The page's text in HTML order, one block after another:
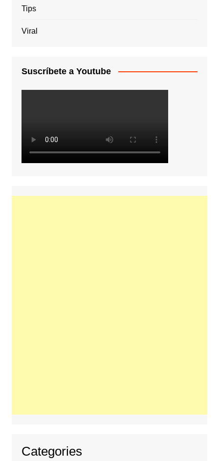
Tips
Viral
Suscríbete a Youtube
Categories